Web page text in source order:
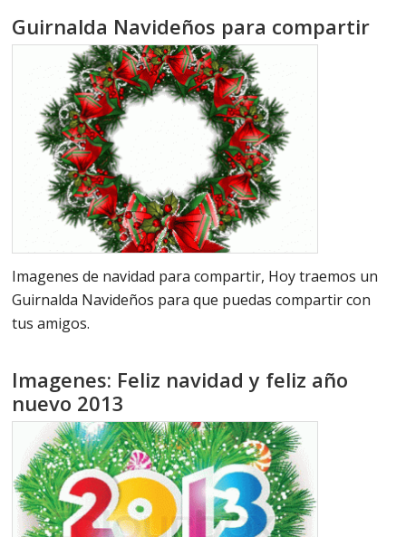
Guirnalda Navideños para compartir
Imagenes de navidad para compartir, Hoy traemos un
Guirnalda Navideños para que puedas compartir con
tus amigos.
Imagenes: Feliz navidad y feliz año
nuevo 2013